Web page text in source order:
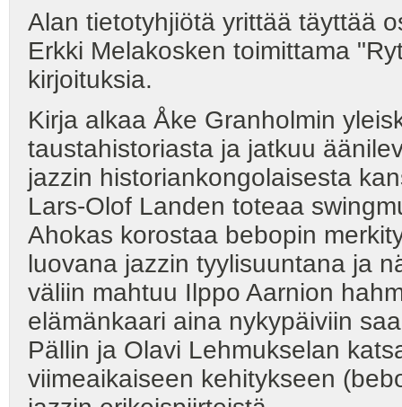
Alan tietotyhjiötä yrittää täyttää
Erkki Melakosken toimittama
kirjoituksia.
Kirja alkaa Åke Granholmin
taustahistoriasta ja jatkuu
jazzin historiankongolaisesta
Lars-Olof Landen toteaa
Ahokas korostaa bebopin
luovana jazzin tyylisuuntana ja
väliin mahtuu Ilppo Aarnion
elämänkaari aina nykypäiviin
Pällin ja Olavi Lehmukselan
viimeaikaiseen kehitykseen